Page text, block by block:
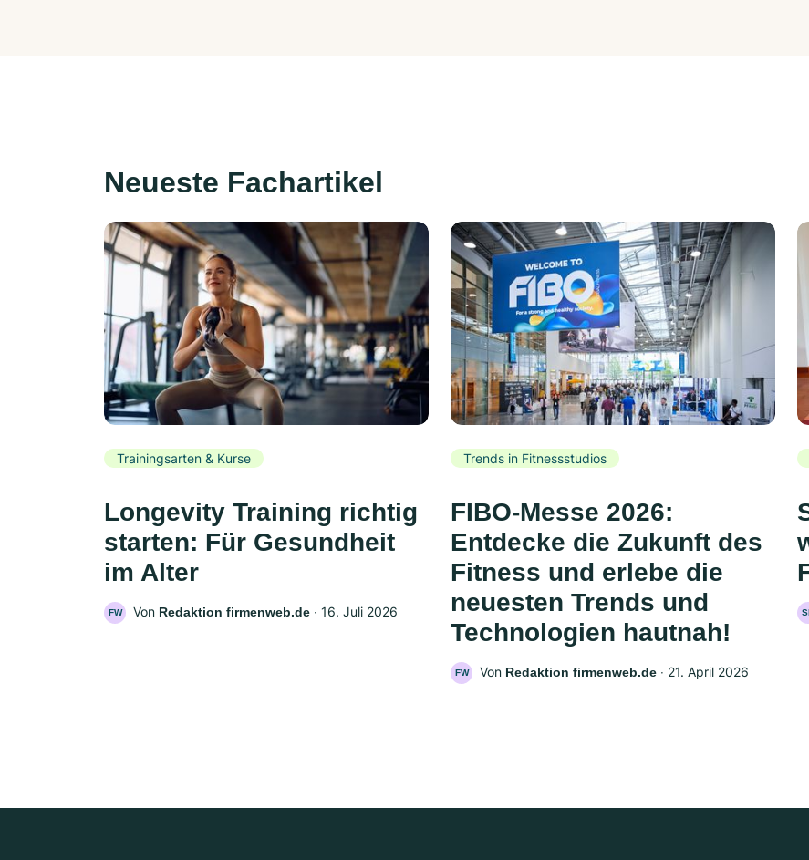
Neueste Fachartikel
Trainingsarten & Kurse
Longevity Training richtig
starten: Für Gesundheit
im Alter
FW Von Redaktion firmenweb.de ‧ 16. Juli 2026
Trends in Fitnessstudios
FIBO-Messe 2026:
Entdecke die Zukunft des
Fitness und erlebe die
neuesten Trends und
Technologien hautnah!
FW Von Redaktion firmenweb.de ‧ 21. April 2026